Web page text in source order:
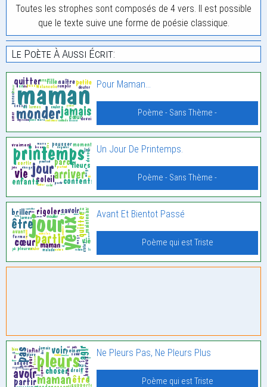
Toutes les strophes sont composés de 4 vers. Il est possible
que le texte suive une forme de poésie classique.
Le Poète À Aussi Écrit:
Pour Maman…
Poème - Sans Thème -
Un Jour De Printemps.
Poème - Sans Thème -
Avant Et Bientot Passé
Poème qui est Triste
Ne Pleurs Pas, Ne Pleurs Plus
Poème qui est Triste